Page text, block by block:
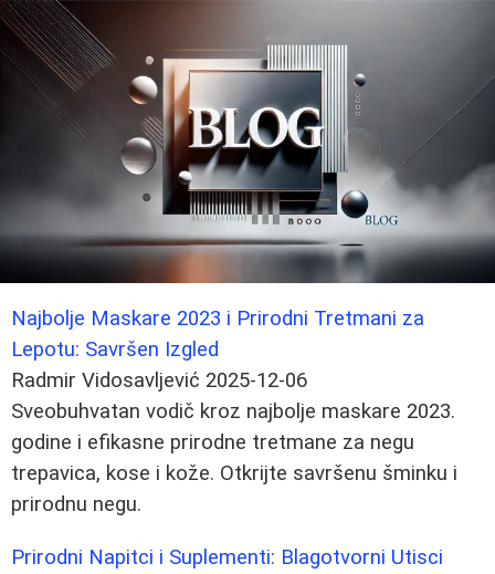
Najbolje Maskare 2023 i Prirodni Tretmani za
Lepotu: Savršen Izgled
Radmir Vidosavljević 2025-12-06
Sveobuhvatan vodič kroz najbolje maskare 2023.
godine i efikasne prirodne tretmane za negu
trepavica, kose i kože. Otkrijte savršenu šminku i
prirodnu negu.
Prirodni Napitci i Suplementi: Blagotvorni Utisci